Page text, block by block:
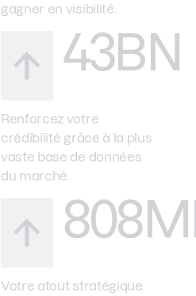
gagner en visibilité.
43BN
Renforcez votre
crédibilité grâce à la plus
vaste base de données
du marché.
Votre atout stratégique